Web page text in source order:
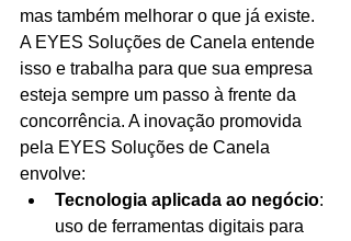
mas também melhorar o que já existe.
A EYES Soluções de Canela entende
isso e trabalha para que sua empresa
esteja sempre um passo à frente da
concorrência. A inovação promovida
pela EYES Soluções de Canela
envolve:
Tecnologia aplicada ao negócio:
uso de ferramentas digitais para